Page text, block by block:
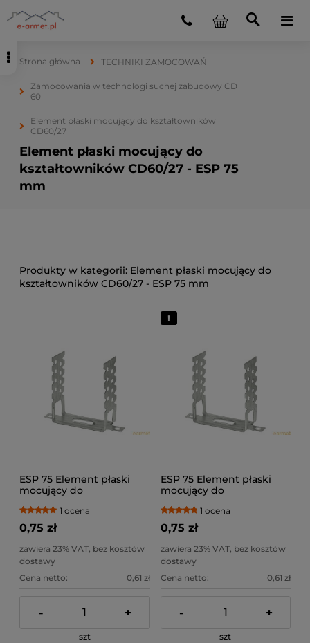
Strona główna TECHNIKI ZAMOCOWAŃ
Zamocowania w technologi suchej zabudowy CD
60
Element płaski mocujący do kształtowników
CD60/27
Element płaski mocujący do
kształtowników CD60/27 - ESP 75
mm
Element płaski mocujący do
kształtowników CD60/27 - ESP 75 mm
ESP 75 Element płaski
mocujący do
60 x 75 x 0,8
1 ocena
0,75 zł
zawiera 23% VAT, bez kosztów
dostawy
Cena netto:
0,61 zł
- +
szt
ESP 75 Element płaski
mocujący do
60 x 75 x 0,8
1 ocena
0,75 zł
zawiera 23% VAT, bez kosztów
dostawy
Cena netto:
0,61 zł
- +
szt